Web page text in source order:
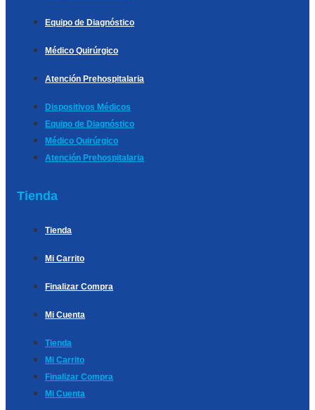
Equipo de Diagnóstico
Médico Quirúrgico
Atención Prehospitalaria
Dispositivos Médicos
Equipo de Diagnóstico
Médico Quirúrgico
Atención Prehospitalaria
Tienda
Tienda
Mi Carrito
Finalizar Compra
Mi Cuenta
Tienda
Mi Carrito
Finalizar Compra
Mi Cuenta